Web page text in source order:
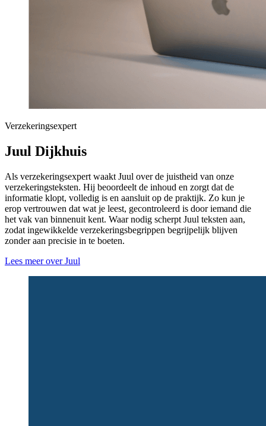
Verzekeringsexpert
Juul Dijkhuis
Als verzekeringsexpert waakt Juul over de juistheid van onze
verzekeringsteksten. Hij beoordeelt de inhoud en zorgt dat de
informatie klopt, volledig is en aansluit op de praktijk. Zo kun je
erop vertrouwen dat wat je leest, gecontroleerd is door iemand die
het vak van binnenuit kent. Waar nodig scherpt Juul teksten aan,
zodat ingewikkelde verzekeringsbegrippen begrijpelijk blijven
zonder aan precisie in te boeten.
Lees meer over Juul